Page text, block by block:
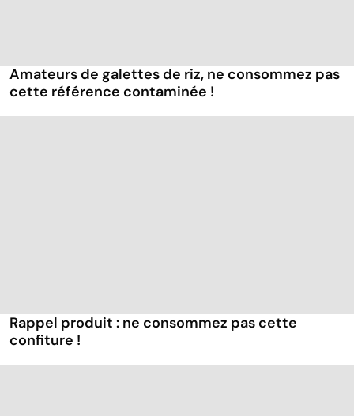
Amateurs de galettes de riz, ne consommez pas
cette référence contaminée !
Rappel produit : ne consommez pas cette
confiture !